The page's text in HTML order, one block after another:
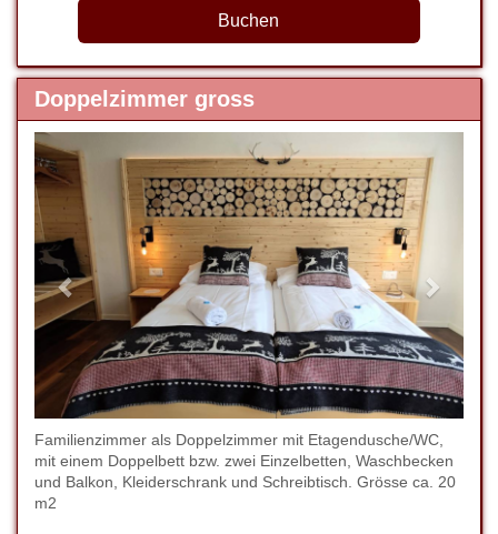
Doppelzimmer gross
Previous
Familienzimmer als Doppelzimmer mit Etagendusche/WC,
mit einem Doppelbett bzw. zwei Einzelbetten, Waschbecken
und Balkon, Kleiderschrank und Schreibtisch. Grösse ca. 20
m2